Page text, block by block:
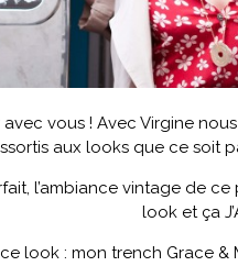
vous ! Avec Virgine
aux looks que ce soit
l’ambiance vintage de
look et ça
look : mon trench Grace &